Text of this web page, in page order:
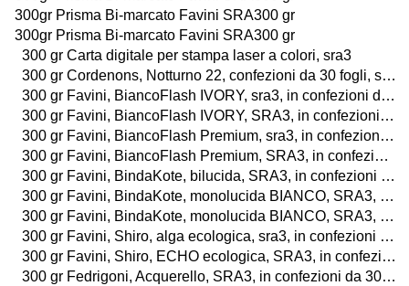
300gr Prisma Bi-marcato Favini SRA300 gr
300gr Prisma Bi-marcato Favini SRA300 gr
300 gr Carta digitale per stampa laser a colori, sra3
300 gr Cordenons, Notturno 22, confezioni da 30 fogli, sra3
300 gr Favini, BiancoFlash IVORY, sra3, in confezioni da 30 fogli
300 gr Favini, BiancoFlash IVORY, SRA3, in confezioni da 100 fogli
300 gr Favini, BiancoFlash Premium, sra3, in confezioni da 30 fogli o da 25 buste
300 gr Favini, BiancoFlash Premium, SRA3, in confezioni da 100 fogli o da 25 buste
300 gr Favini, BindaKote, bilucida, SRA3, in confezioni da 30 fogli
300 gr Favini, BindaKote, monolucida BIANCO, SRA3, in confezioni da 60 fogli
300 gr Favini, BindaKote, monolucida BIANCO, SRA3, in confezioni da 100 fogli
300 gr Favini, Shiro, alga ecologica, sra3, in confezioni da 30 fogli
300 gr Favini, Shiro, ECHO ecologica, SRA3, in confezioni da 30 fogli
300 gr Fedrigoni, Acquerello, SRA3, in confezioni da 30 fogli